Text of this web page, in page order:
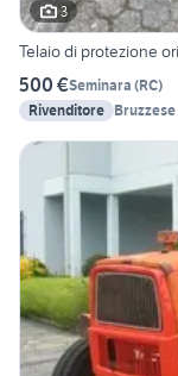
3
Telaio di protezione
500 €Seminara (RC)
Rivenditore